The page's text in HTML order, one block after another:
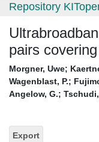
Repository
pairs
Morgner, Uwe;
Wagenblast, P.;
Angelow, G.; Tschudi,
Export